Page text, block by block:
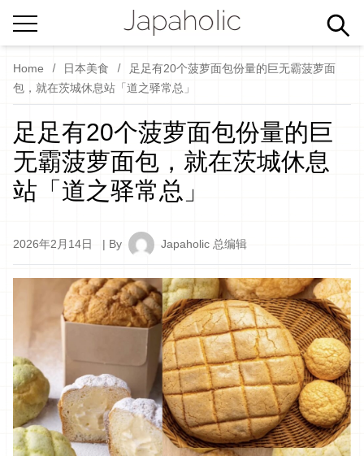
Home 日本美食
足足有20个菠萝面包份量的巨无霸菠萝面
包，就在茨城休息站「道之驿常总」
足足有20个菠萝面包份量的巨
无霸菠萝面包，就在茨城休息
站「道之驿常总」
2026年2月14日 | By Japaholic 总编辑